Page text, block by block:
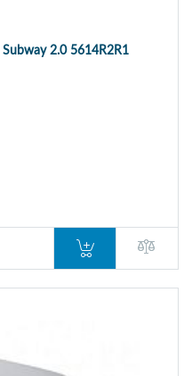
2.0 5614R2R1